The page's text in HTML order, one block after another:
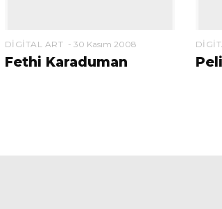
DIGITAL ART 30 Kasım 2008
Fethi Karaduman